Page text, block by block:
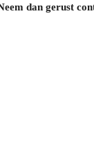
dan gerust